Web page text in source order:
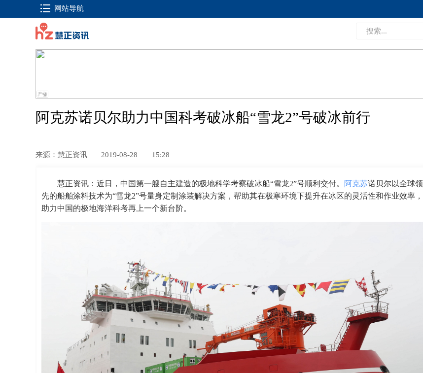
网站导航
阿克苏诺贝尔助力中国科考破冰船“雪龙2”号破冰前行
来源：慧正资讯 2019-08-28 15:28
慧正资讯：近日，中国第一艘自主建造的极地科学考察破冰船“雪龙2”号顺利交付。 阿克苏诺贝尔以全球领
先的船舶涂料技术为“雪龙2”号量身定制涂装解决方案，帮助其在极寒环境下提升在冰区的灵活性和作业效率，
助力中国的极地海洋科考再上一个新台阶。